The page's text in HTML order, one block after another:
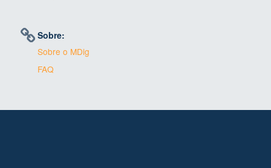
Sobre:
Sobre o MDig
FAQ